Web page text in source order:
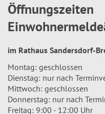
Öffnungszeiten
im Rathaus Sandersdorf-
Montag: geschlossen
Dienstag: nur nach
Mittwoch: geschlossen
Donnerstag: nur nach
Freitag: 9:00 - 12:00 Uhr